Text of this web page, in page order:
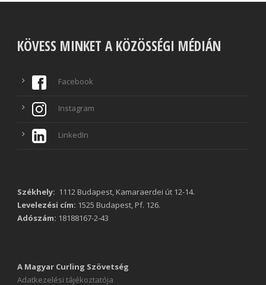
KÖVESS MINKET A KÖZÖSSÉGI MÉDIÁN
Facebook
Instagram
LinkedIn
Székhely: 1112 Budapest, Kamaraerdei út 12-14.
Levelezési cím: 1525 Budapest, Pf. 126.
Adószám: 18188167-2-43
A Magyar Curling Szövetség
Adatkezelési tájékoztatója